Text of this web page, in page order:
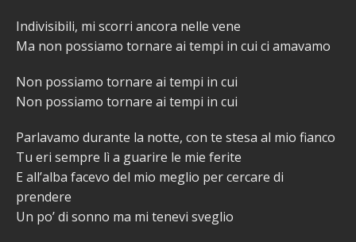
Indivisibili, mi scorri ancora nelle vene
Ma non possiamo tornare ai tempi in cui ci amavamo
Non possiamo tornare ai tempi in cui
Non possiamo tornare ai tempi in cui
Parlavamo durante la notte, con te stesa al mio fianco
Tu eri sempre lì a guarire le mie ferite
E all’alba facevo del mio meglio per cercare di
prendere
Un po’ di sonno ma mi tenevi sveglio